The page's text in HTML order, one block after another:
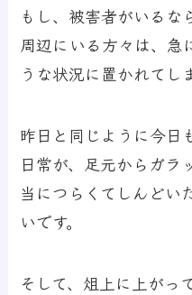
もし、被害者がいるな
周辺にいる方々は、急
うな状況に置かれてし
昨日と同じように今日
日常が、足元からガラ
当につらくてしんど
いです。
そして、俎上に上がっ